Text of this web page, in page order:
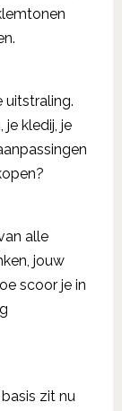
uitstraling.
kledij, je
alle
jouw
scoor je in
zit nu